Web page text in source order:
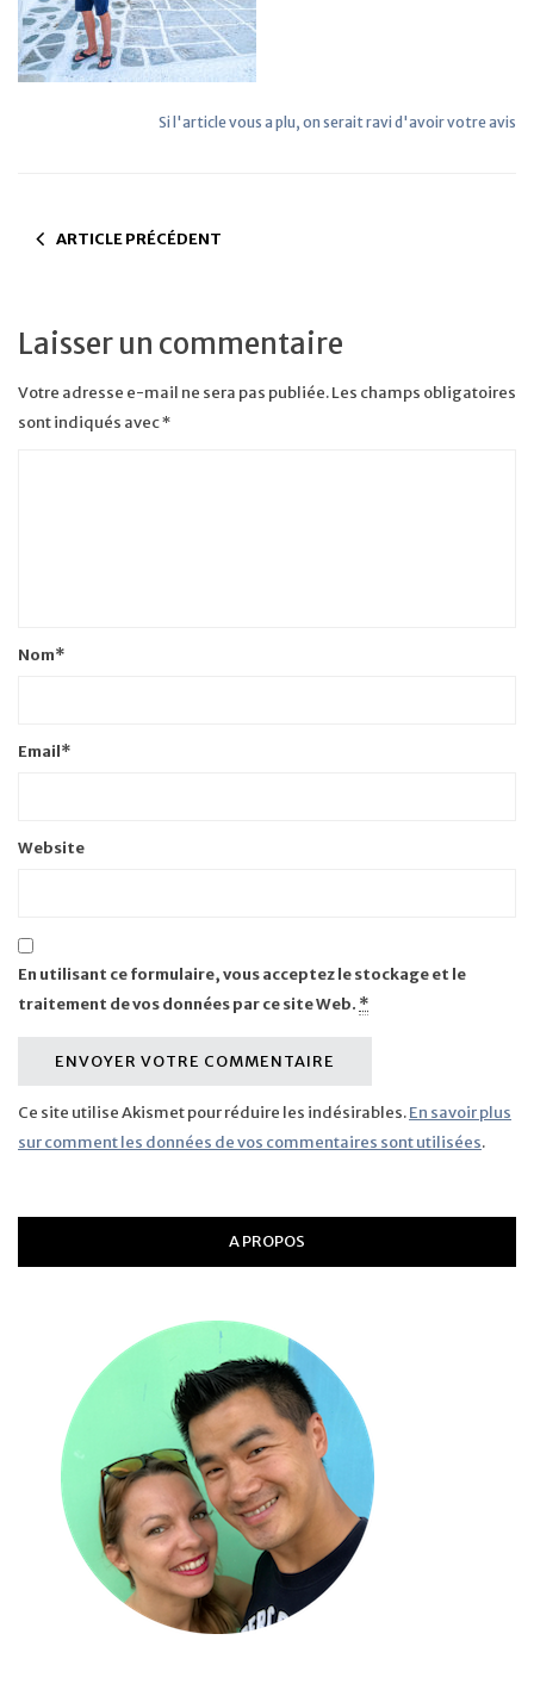
Si l'article vous a plu, on serait ravi d'avoir votre avis
ARTICLE PRÉCÉDENT
Laisser un commentaire
Votre adresse e-mail ne sera pas publiée.Les champs obligatoires
sont indiqués avec*
Nom*
Email*
Website
En utilisant ce formulaire, vous acceptez le stockage et le
traitement de vos données par ce site Web. *
Ce site utilise Akismet pour réduire les indésirables.En savoir plus
sur comment les données de vos commentaires sont utilisées.
A PROPOS